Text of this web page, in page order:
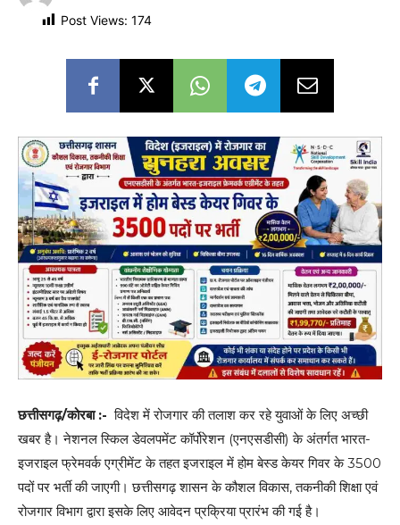
Post Views: 174
छत्तीसगढ़/कोरबा :- विदेश में रोजगार की तलाश कर रहे युवाओं के लिए अच्छी
खबर है। नेशनल स्किल डेवलपमेंट कॉर्पोरेशन (एनएसडीसी) के अंतर्गत भारत-
इजराइल फ्रेमवर्क एग्रीमेंट के तहत इजराइल में होम बेस्ड केयर गिवर के 3500
पदों पर भर्ती की जाएगी। छत्तीसगढ़ शासन के कौशल विकास, तकनीकी शिक्षा एवं
रोजगार विभाग द्वारा इसके लिए आवेदन प्रक्रिया प्रारंभ की गई है।